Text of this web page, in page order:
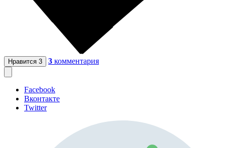
Нравится 3 3 комментария
Facebook
Вконтакте
Twitter